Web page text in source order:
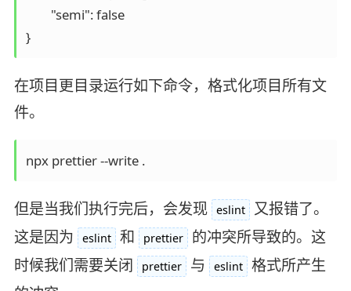
}
在项目更目录运行如下命令，格式化项目所有文
件。
npx prettier --write .
但是当我们执行完后，会发现 eslint
又报错了。
这是因为
eslint 和 prettier
的冲突所导致的。这
时候我们需要关闭
prettier 与 eslint 格式所产生